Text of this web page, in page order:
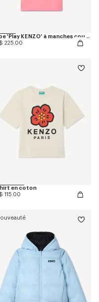
Robe 'Play KENZO' à manches courtes en coton
225.00
en coton
115.00